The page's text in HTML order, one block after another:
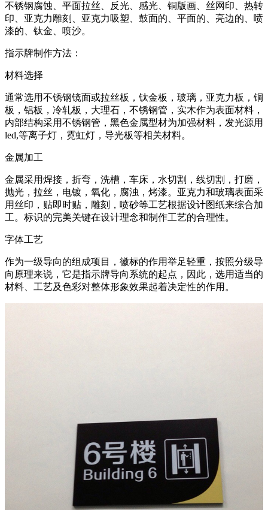
不锈钢腐蚀、平面拉丝、反光、感光、铜版画、丝网印、热转
印、亚克力雕刻、亚克力吸塑、鼓面的、平面的、亮边的、喷
漆的、钛金、喷沙。
指示牌制作方法：
材料选择
通常选用不锈钢镜面或拉丝板，钛金板，玻璃，亚克力板，铜
板，铝板，冷轧板，大理石，不锈钢管，实木作为表面材料，
内部结构采用不锈钢管，黑色金属型材为加强材料，发光源用
led,等离子灯，霓虹灯，导光板等相关材料。
金属加工
金属采用焊接，折弯，洗槽，车床，水切割，线切割，打磨，
抛光，拉丝，电镀，氧化，腐浊，烤漆。亚克力和玻璃表面采
用丝印，贴即时贴，雕刻，喷砂等工艺根据设计图纸来综合加
工。标识的完美关键在设计理念和制作工艺的合理性。
字体工艺
作为一级导向的组成项目，徽标的作用举足轻重，按照分级导
向原理来说，它是指示牌导向系统的起点，因此，选用适当的
材料、工艺及色彩对整体形象效果起着决定性的作用。